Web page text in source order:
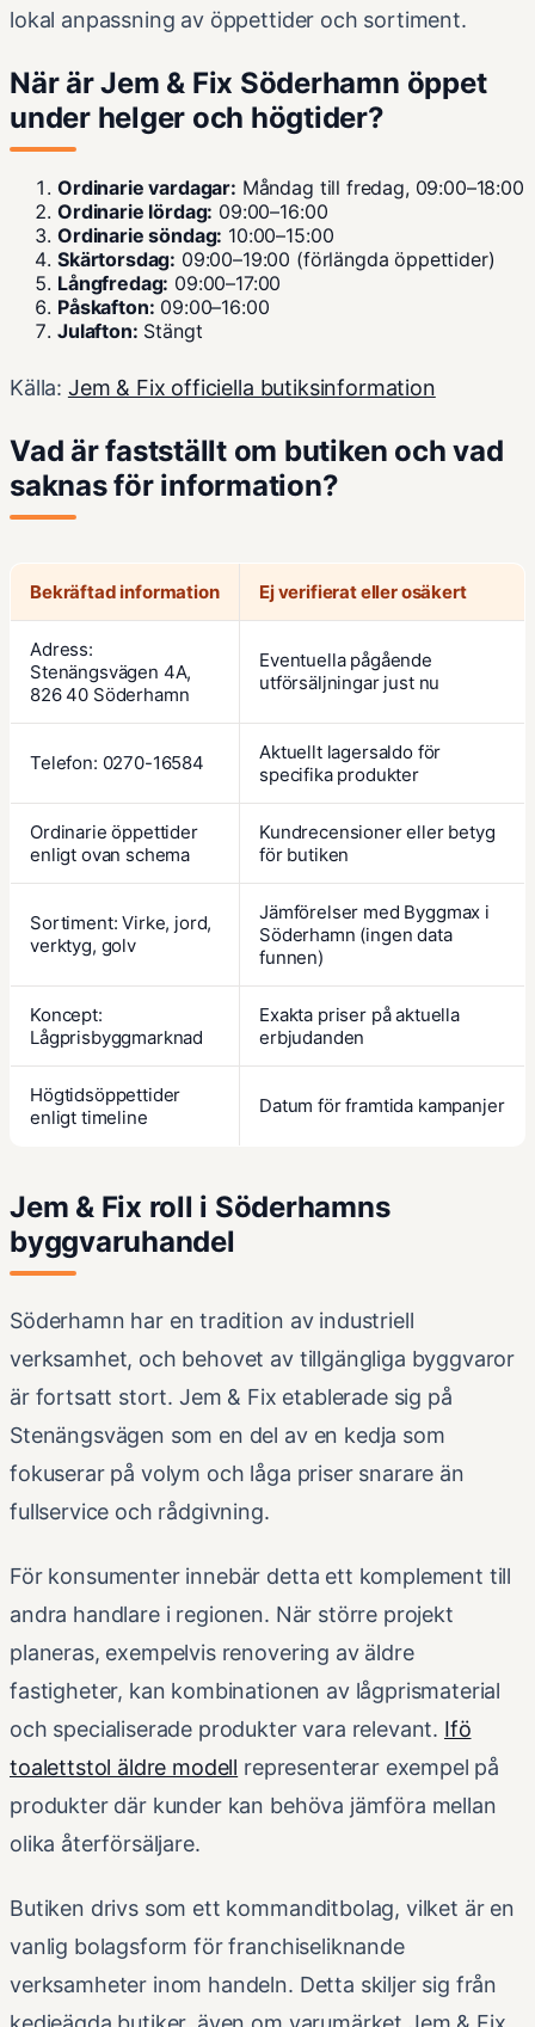
lokal anpassning av öppettider och sortiment.
När är Jem & Fix Söderhamn öppet
under helger och högtider?
Ordinarie vardagar: Måndag till fredag, 09:00–18:00
Ordinarie lördag: 09:00–16:00
Ordinarie söndag: 10:00–15:00
Skärtorsdag: 09:00–19:00 (förlängda öppettider)
Långfredag: 09:00–17:00
Påskafton: 09:00–16:00
Julafton: Stängt
Källa: Jem & Fix officiella butiksinformation
Vad är fastställt om butiken och vad
saknas för information?
Bekräftad information Ej verifierat eller osäkert
Adress:
Stenängsvägen 4A,
826 40 Söderhamn
Eventuella pågående
utförsäljningar just nu
Telefon: 0270-16584
Aktuellt lagersaldo för
specifika produkter
Ordinarie öppettider
enligt ovan schema
Kundrecensioner eller betyg
för butiken
Sortiment: Virke, jord,
verktyg, golv
Jämförelser med Byggmax i
Söderhamn (ingen data
funnen)
Koncept:
Lågprisbyggmarknad
Exakta priser på aktuella
erbjudanden
Högtidsöppettider
enligt timeline
Datum för framtida kampanjer
Jem & Fix roll i Söderhamns
byggvaruhandel
Söderhamn har en tradition av industriell
verksamhet, och behovet av tillgängliga byggvaror
är fortsatt stort. Jem & Fix etablerade sig på
Stenängsvägen som en del av en kedja som
fokuserar på volym och låga priser snarare än
fullservice och rådgivning.
För konsumenter innebär detta ett komplement till
andra handlare i regionen. När större projekt
planeras, exempelvis renovering av äldre
fastigheter, kan kombinationen av lågprismaterial
och specialiserade produkter vara relevant. Ifö
toalettstol äldre modell representerar exempel på
produkter där kunder kan behöva jämföra mellan
olika återförsäljare.
Butiken drivs som ett kommanditbolag, vilket är en
vanlig bolagsform för franchiseliknande
verksamheter inom handeln. Detta skiljer sig från